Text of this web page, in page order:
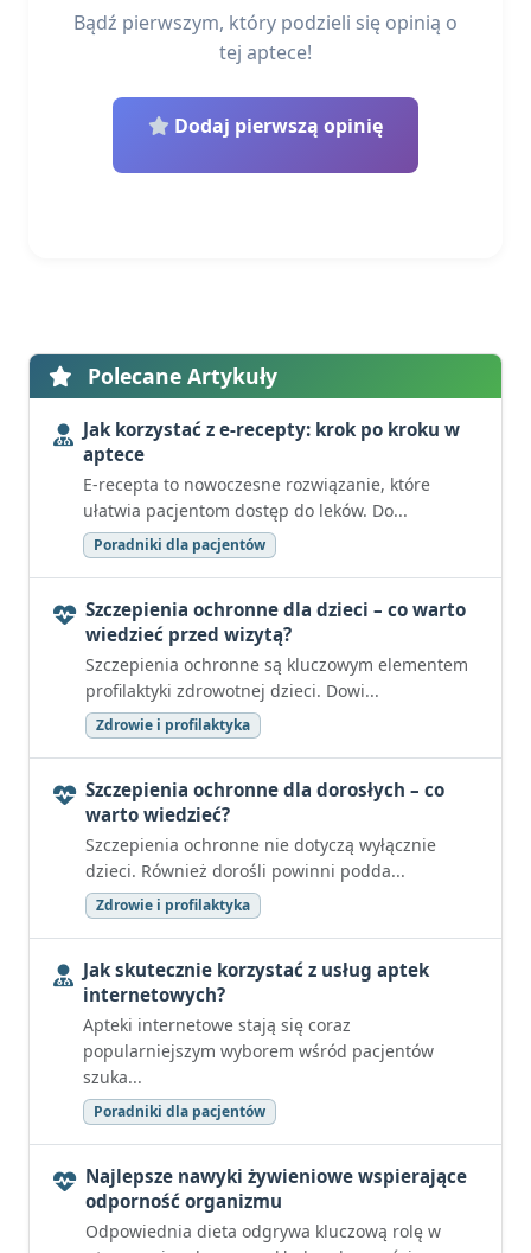
Bądź pierwszym, który podzieli się opinią o
tej aptece!
Dodaj pierwszą opinię
Polecane Artykuły
Jak korzystać z e-recepty: krok po kroku w
aptece
E-recepta to nowoczesne rozwiązanie, które
ułatwia pacjentom dostęp do leków. Do...
Poradniki dla pacjentów
Szczepienia ochronne dla dzieci – co warto
wiedzieć przed wizytą?
Szczepienia ochronne są kluczowym elementem
profilaktyki zdrowotnej dzieci. Dowi...
Zdrowie i profilaktyka
Szczepienia ochronne dla dorosłych – co
warto wiedzieć?
Szczepienia ochronne nie dotyczą wyłącznie
dzieci. Również dorośli powinni podda...
Zdrowie i profilaktyka
Jak skutecznie korzystać z usług aptek
internetowych?
Apteki internetowe stają się coraz
popularniejszym wyborem wśród pacjentów
szuka...
Poradniki dla pacjentów
Najlepsze nawyki żywieniowe wspierające
odporność organizmu
Odpowiednia dieta odgrywa kluczową rolę w